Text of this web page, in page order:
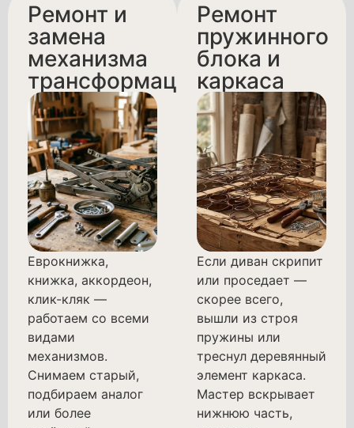
Ремонт и
замена
механизма
трансформации
Еврокнижка,
книжка, аккордеон,
клик-кляк —
работаем со всеми
видами
механизмов.
Снимаем старый,
подбираем аналог
или более
Ремонт
пружинного
блока и
каркаса
Если диван скрипит
или проседает —
скорее всего,
вышли из строя
пружины или
треснул деревянный
элемент каркаса.
Мастер вскрывает
нижнюю часть,